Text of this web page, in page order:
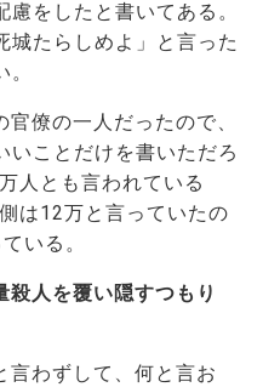
をしたと書いてある。
城たらしめよ」と言った
僚の一人だったので、
いことだけを書いただろ
人とも言われている
は12万と言っていたの
いる。
人を覆い隠すつもり
言わずして、何と言お